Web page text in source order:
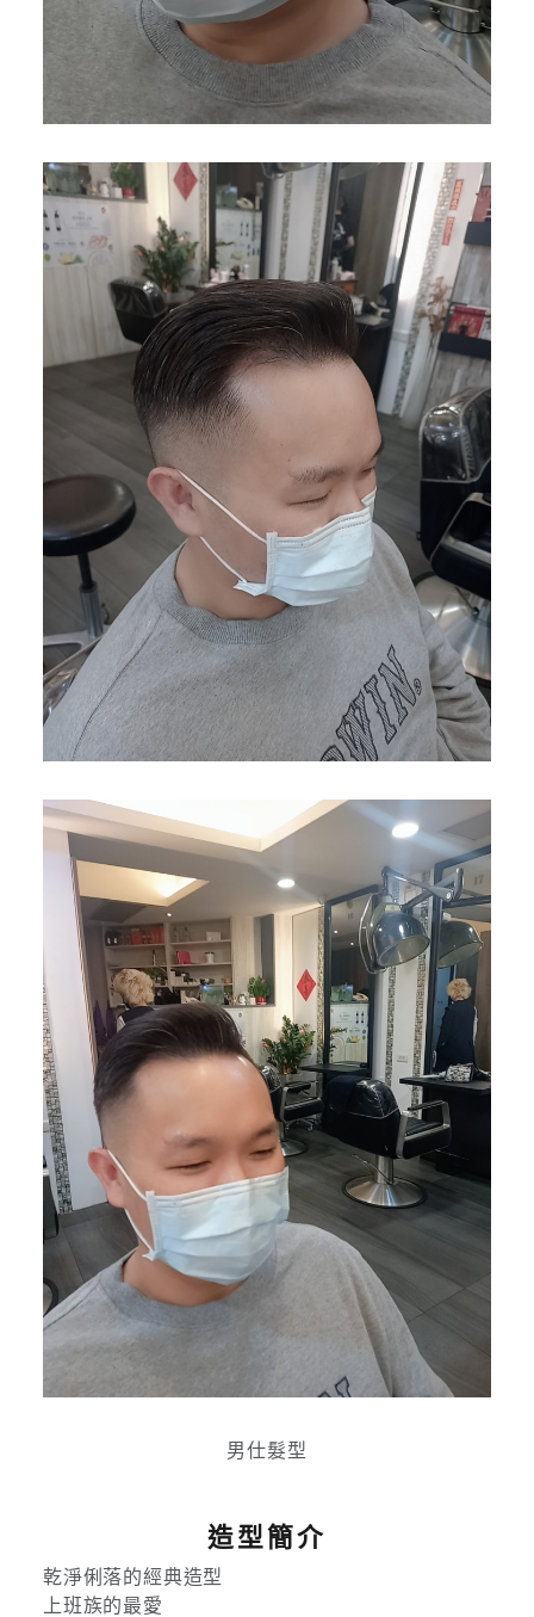
男仕髮型
造型簡介
乾淨俐落的經典造型
上班族的最愛